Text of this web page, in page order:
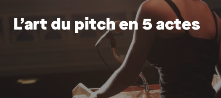
L’art du pitch en 5 actes